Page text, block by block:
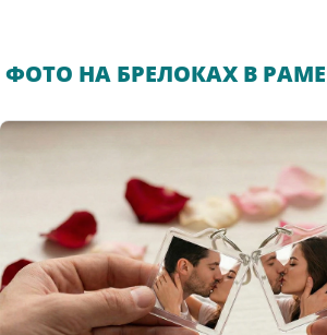
ФОТО НА БРЕЛОКАХ В